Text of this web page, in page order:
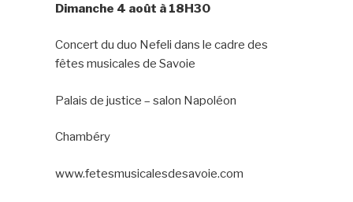
Dimanche 4 août à 18H30
Concert du duo Nefeli dans le cadre des
fêtes musicales de Savoie
Palais de justice – salon Napoléon
Chambéry
www.fetesmusicalesdesavoie.com